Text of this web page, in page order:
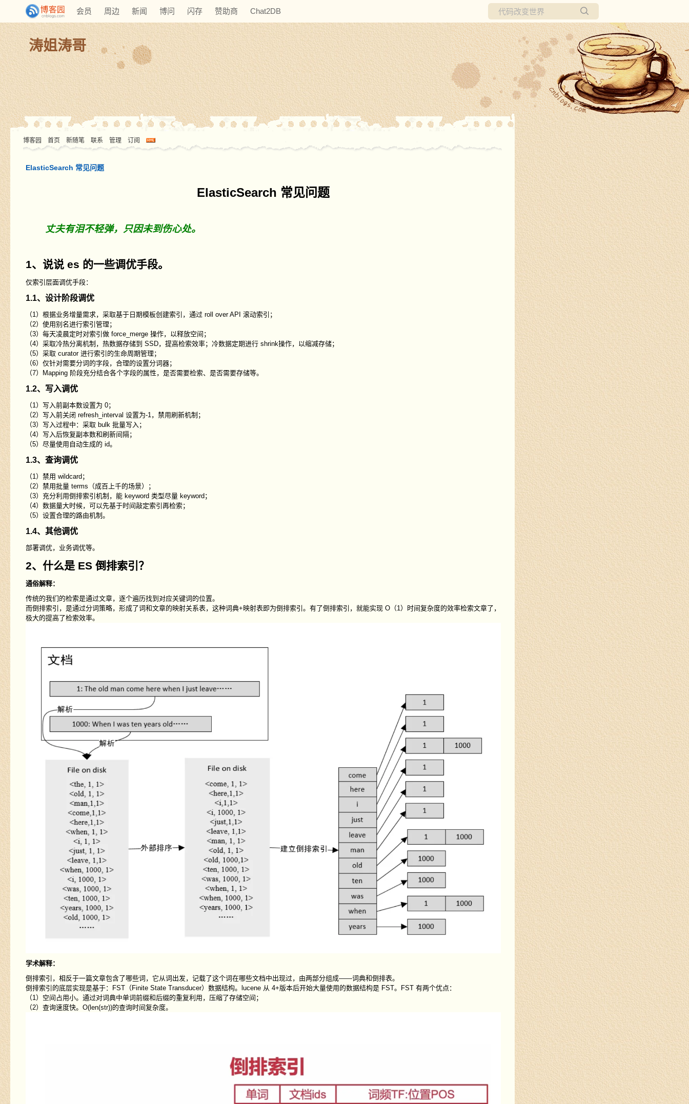
会员 周边 新闻 博问 闪存 赞助商 Chat2DB
所有博客
当前博客
涛姐涛哥
博客园 首页 新随笔 联系 管理 订阅
ElasticSearch 常见问题
ElasticSearch 常见问题
丈夫有泪不轻弹，只因未到伤心处。
1、说说 es 的一些调优手段。
仅索引层面调优手段：
1.1、设计阶段调优
（1）根据业务增量需求，采取基于日期模板创建索引，通过 roll over API 滚动索引；
（2）使用别名进行索引管理；
（3）每天凌晨定时对索引做 force_merge 操作，以释放空间；
（4）采取冷热分离机制，热数据存储到 SSD，提高检索效率；冷数据定期进行 shrink操作，以缩减存储；
（5）采取 curator 进行索引的生命周期管理；
（6）仅针对需要分词的字段，合理的设置分词器；
（7）Mapping 阶段充分结合各个字段的属性，是否需要检索、是否需要存储等。
1.2、写入调优
（1）写入前副本数设置为 0；
（2）写入前关闭 refresh_interval 设置为-1，禁用刷新机制；
（3）写入过程中：采取 bulk 批量写入；
（4）写入后恢复副本数和刷新间隔；
（5）尽量使用自动生成的 id。
1.3、查询调优
（1）禁用 wildcard；
（2）禁用批量 terms（成百上千的场景）；
（3）充分利用倒排索引机制，能 keyword 类型尽量 keyword；
（4）数据量大时候，可以先基于时间敲定索引再检索；
（5）设置合理的路由机制。
1.4、其他调优
部署调优，业务调优等。
2、什么是 ES 倒排索引？
通俗解释：
传统的我们的检索是通过文章，逐个遍历找到对应关键词的位置。
而倒排索引，是通过分词策略，形成了词和文章的映射关系表，这种词典+映射表即为倒排索引。有了倒排索引，就能实现 O（1）时间复杂度的效率检索文章了，
极大的提高了检索效率。
学术解释：
倒排索引，相反于一篇文章包含了哪些词，它从词出发，记载了这个词在哪些文档中出现过，由两部分组成——词典和倒排表。
倒排索引的底层实现是基于：FST（Finite State Transducer）数据结构。lucene 从 4+版本后开始大量使用的数据结构是 FST。FST 有两个优点：
（1）空间占用小。通过对词典中单词前缀和后缀的重复利用，压缩了存储空间；
（2）查询速度快。O(len(str))的查询时间复杂度。